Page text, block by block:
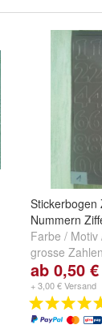
Stickerbogen
Nummern
Farbe / Motiv
grosse
439 silber
ab 0,50 €
+ 3,00 € Versand